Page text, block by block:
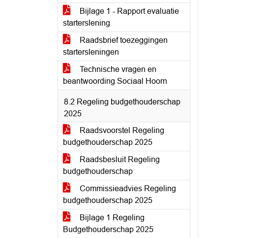
Bijlage 1 - Rapport evaluatie
starterslening
Raadsbrief toezeggingen
startersleningen
Technische vragen en
beantwoording Sociaal Hoorn
8.2 Regeling budgethouderschap
2025
Raadsvoorstel Regeling
budgethouderschap 2025
Raadsbesluit Regeling
budgethouderschap
Commissieadvies Regeling
budgethouderschap 2025
Bijlage 1 Regeling
Budgethouderschap 2025